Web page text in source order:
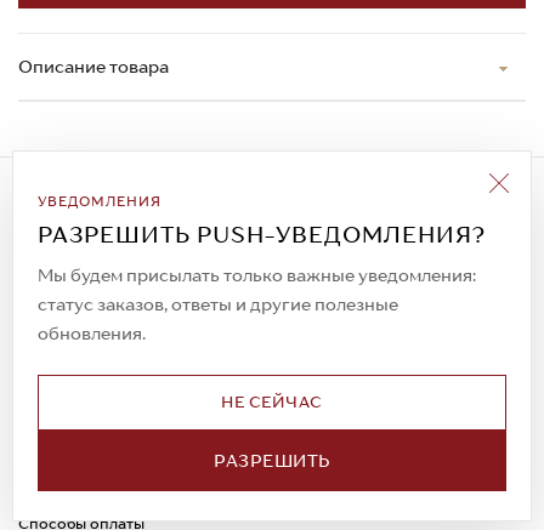
Описание товара
УВЕДОМЛЕНИЯ
РАЗРЕШИТЬ PUSH-УВЕДОМЛЕНИЯ?
Мы будем присылать только важные уведомления:
статус заказов, ответы и другие полезные
обновления.
НЕ СЕЙЧАС
РАЗРЕШИТЬ
Подписаться на рассылку
Всегда будьте в курсе новых акций и
спецпредложений!
© 2023. AIT Shoes
Все права защищены
Доставка
Способы оплаты
Обмен и возврат
Каспи-Ред